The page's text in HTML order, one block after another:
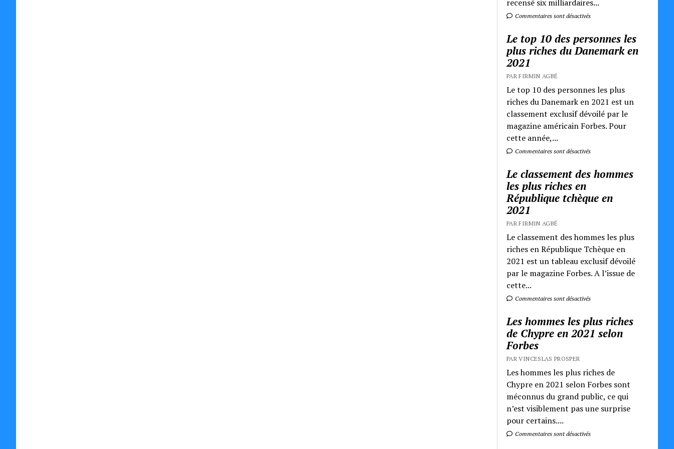
recensé six milliardaires...
Commentaires sont désactivés
Le top 10 des personnes les
plus riches du Danemark en
2021
PAR FIRMIN AGBÉ
Le top 10 des personnes les plus
riches du Danemark en 2021 est un
classement exclusif dévoilé par le
magazine américain Forbes. Pour
cette année,...
Commentaires sont désactivés
Le classement des hommes
les plus riches en
République tchèque en
2021
PAR FIRMIN AGBÉ
Le classement des hommes les plus
riches en République Tchèque en
2021 est un tableau exclusif dévoilé
par le magazine Forbes. A l’issue de
cette...
Commentaires sont désactivés
Les hommes les plus riches
de Chypre en 2021 selon
Forbes
PAR VINCESLAS PROSPER
Les hommes les plus riches de
Chypre en 2021 selon Forbes sont
méconnus du grand public, ce qui
n’est visiblement pas une surprise
pour certains....
Commentaires sont désactivés